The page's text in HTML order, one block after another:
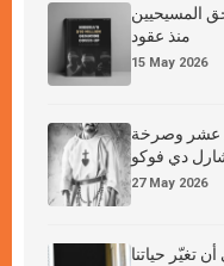
المسيحيين
منذ عقود
15 May 2026
عشر وصرخة
دي فوكو
27 May 2026
تغيّر حياتنا